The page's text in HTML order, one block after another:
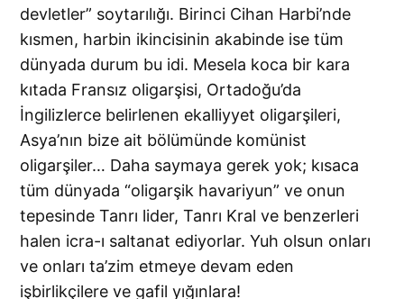
devletler” soytarılığı. Birinci Cihan Harbi’nde
kısmen, harbin ikincisinin akabinde ise tüm
dünyada durum bu idi. Mesela koca bir kara
kıtada Fransız oligarşisi, Ortadoğu’da
İngilizlerce belirlenen ekalliyyet oligarşileri,
Asya’nın bize ait bölümünde komünist
oligarşiler… Daha saymaya gerek yok; kısaca
tüm dünyada “oligarşik havariyun” ve onun
tepesinde Tanrı lider, Tanrı Kral ve benzerleri
halen icra-ı saltanat ediyorlar. Yuh olsun onları
ve onları ta’zim etmeye devam eden
işbirlikçilere ve gafil yığınlara!